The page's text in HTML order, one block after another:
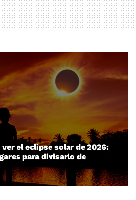
ver el eclipse solar de 2026:
para divisarlo de